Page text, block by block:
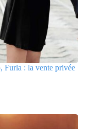
Furla : la vente privée